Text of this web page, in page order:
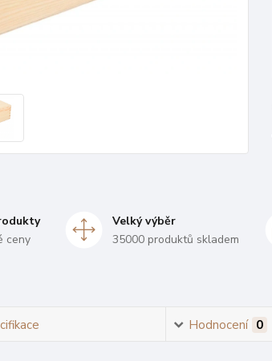
ceny
Velký výběr
35000 produktů skladem
Hodnocení 0